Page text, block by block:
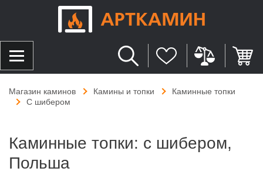
Магазин каминов Камины и топки
Каминные топки
С шибером
Каминные топки: с шибером,
Польша